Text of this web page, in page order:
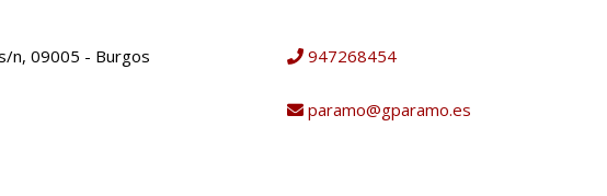
n, 09005 - Burgos 947268454
paramo@gparamo.es